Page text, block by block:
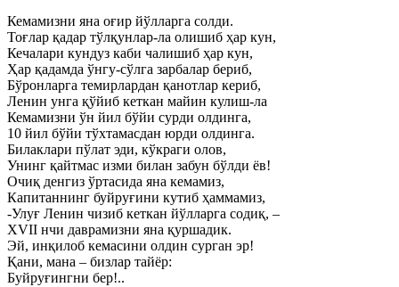
Кемамизни яна оғир йўлларга солди.
Тоғлар қадар тўлқунлар-ла олишиб ҳар кун,
Кечалари кундуз каби чалишиб ҳар кун,
Ҳар қадамда ўнгу-сўлга зарбалар бериб,
Бўронларга темирлардан қанотлар кериб,
Ленин унга қўйиб кеткан майин кулиш-ла
Кемамизни ўн йил бўйи сурди олдинга,
10 йил бўйи тўхтамасдан юрди олдинга.
Билаклари пўлат эди, кўкраги олов,
Унинг қайтмас изми билан забун бўлди ёв!
Очиқ денгиз ўртасида яна кемамиз,
Капитаннинг буйруғини кутиб ҳаммамиз,
-Улуғ Ленин чизиб кеткан йўлларга содиқ, –
XVII нчи даврамизни яна қуршадик.
Эй, инқилоб кемасини олдин сурган эр!
Қани, мана – бизлар тайёр:
Буйруғингни бер!..